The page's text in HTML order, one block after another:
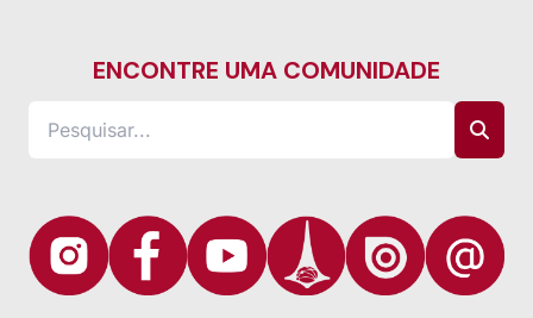
ENCONTRE UMA COMUNIDADE